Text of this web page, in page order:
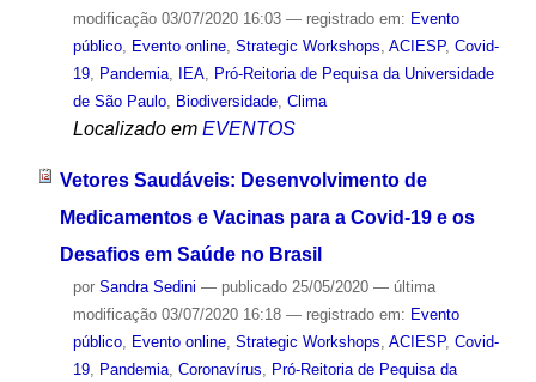
modificação03/07/2020 16:03 — registrado em: Evento
público, Evento online, Strategic Workshops, ACIESP, Covid-
19, Pandemia, IEA, Pró-Reitoria de Pequisa da Universidade
de São Paulo, Biodiversidade, Clima
Localizado em EVENTOS
Vetores Saudáveis: Desenvolvimento de
Medicamentos e Vacinas para a Covid-19 e os
Desafios em Saúde no Brasil
por Sandra Sedini — publicado25/05/2020 — última
modificação03/07/2020 16:18 — registrado em: Evento
público, Evento online, Strategic Workshops ACIESP, Covid-
19, Pandemia, Coronavírus
Pró-Reitoria de Pequisa da